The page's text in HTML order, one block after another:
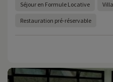
Séjour en Formule Locative
Restauration pré-réservable